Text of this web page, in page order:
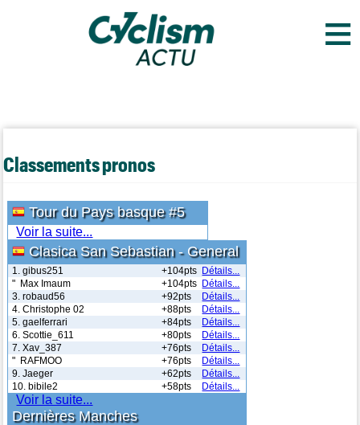
≡
Classements pronos
Tour du Pays basque #5
Voir la suite...
Clasica San Sebastian - General
1. gibus251 Détails...
+104pts
" Max Imaum
Détails...
+104pts
3. robaud56
Détails...
+92pts
4. Christophe 02
Détails...
+88pts
5. gaelferrari
Détails...
+84pts
6. Scottie_611
Détails...
+80pts
7. Xav_387
Détails...
+76pts
" RAFMOO
Détails...
+76pts
9. Jaeger
Détails...
+62pts
10. bibile2
Détails...
+58pts
Voir la suite...
Dernières Manches